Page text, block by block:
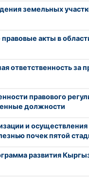
земельных
акты в
ответственность за
правового
должности
и осуществления
почек пятой
развития